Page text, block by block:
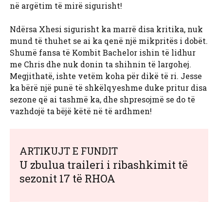
në argëtim të mirë sigurisht!
Ndërsa Xhesi sigurisht ka marrë disa kritika, nuk
mund të thuhet se ai ka qenë një mikpritës i dobët.
Shumë fansa të Kombit Bachelor ishin të lidhur
me Chris dhe nuk donin ta shihnin të largohej.
Megjithatë, ishte vetëm koha për dikë të ri. Jesse
ka bërë një punë të shkëlqyeshme duke pritur disa
sezone që ai tashmë ka, dhe shpresojmë se do të
vazhdojë ta bëjë këtë në të ardhmen!
ARTIKUJT E FUNDIT
U zbulua traileri i ribashkimit të
sezonit 17 të RHOA